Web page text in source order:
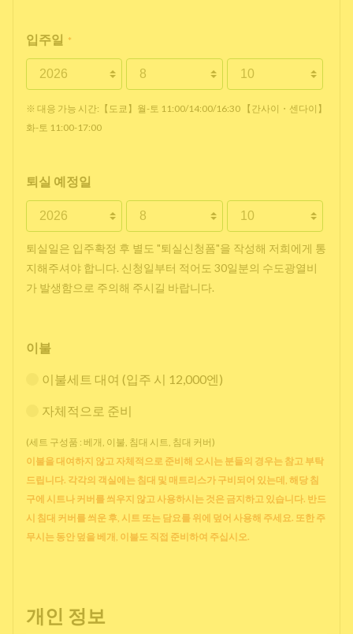
입주일 *
※ 대응 가능 시간:【도쿄】월-토 11:00/14:00/16:30 【간사이・센다이】
화-토 11:00-17:00
퇴실 예정일
퇴실일은 입주확정 후 별도 "퇴실신청폼"을 작성해 저희에게 통
지해주셔야 합니다. 신청일부터 적어도 30일분의 수도광열비
가 발생함으로 주의해 주시길 바랍니다.
이불
이불세트 대여 (입주 시 12,000엔)
자체적으로 준비
(세트 구성품 : 베개, 이불, 침대 시트, 침대 커버)
이불을 대여하지 않고 자체적으로 준비해 오시는 분들의 경우는 참고 부탁
드립니다. 각각의 객실에는 침대 및 매트리스가 구비되어 있는데, 해당 침
구에 시트나 커버를 씌우지 않고 사용하시는 것은 금지하고 있습니다. 반드
시 침대 커버를 씌운 후, 시트 또는 담요를 위에 덮어 사용해 주세요. 또한 주
무시는 동안 덮을 베개, 이불도 직접 준비하여 주십시오.
개인 정보